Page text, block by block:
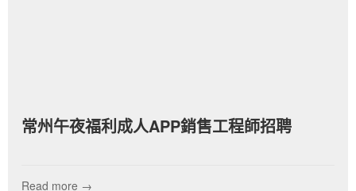
常州午夜福利成人APP銷售工程師招聘
Read more →